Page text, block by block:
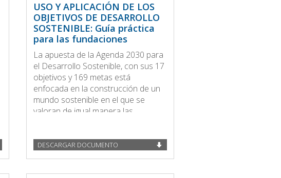
USO Y APLICACIÓN DE LOS
OBJETIVOS DE DESARROLLO
SOSTENIBLE: Guía práctica
para las fundaciones
La apuesta de la Agenda 2030 para
el Desarrollo Sostenible, con sus 17
objetivos y 169 metas está
enfocada en la construcción de un
mundo sostenible en el que se
valoran de igual manera las
DESCARGAR DOCUMENTO